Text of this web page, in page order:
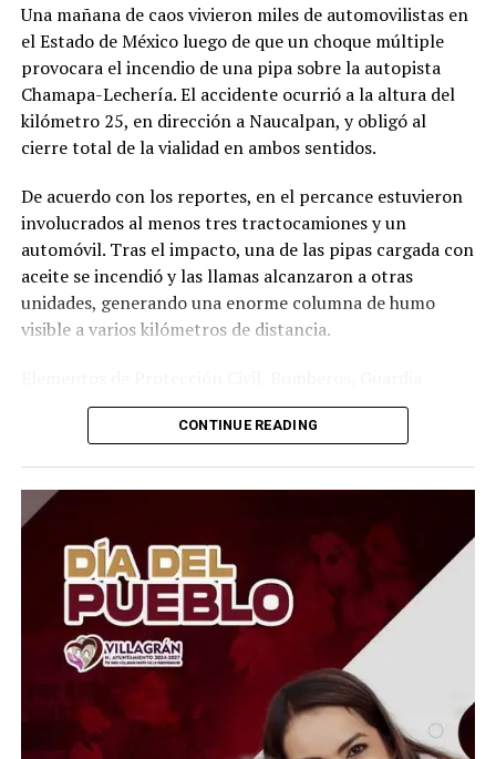
Una mañana de caos vivieron miles de automovilistas en
el Estado de México luego de que un choque múltiple
provocara el incendio de una pipa sobre la autopista
Chamapa-Lechería. El accidente ocurrió a la altura del
kilómetro 25, en dirección a Naucalpan, y obligó al
cierre total de la vialidad en ambos sentidos.
De acuerdo con los reportes, en el percance estuvieron
involucrados al menos tres tractocamiones y un
automóvil. Tras el impacto, una de las pipas cargada con
aceite se incendió y las llamas alcanzaron a otras
unidades, generando una enorme columna de humo
visible a varios kilómetros de distancia.
Nacional y personal de CAPUFE desplegaron un amplio
operativo para sofocar el fuego, retirar los vehículos
sobre la carpeta asfáltica. Las labores se extendieron
durante varias horas debido al riesgo que representaba
el material derramado.
Aunque las autoridades informaron que los ocupantes
lograron salir a tiempo y no se reportaron víctimas
mortales, el accidente provocó kilómetros de filas y
severas afectaciones viales en una de las autopistas más
importantes del Valle de México. La circulación
comenzó a restablecerse de manera parcial una vez
controlada la emergencia.
CONTINUE READING